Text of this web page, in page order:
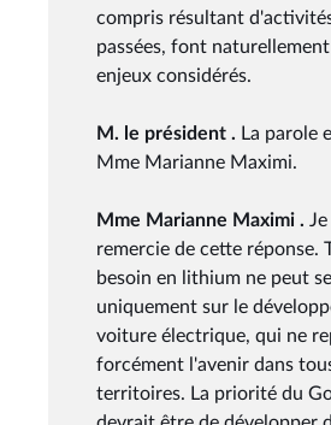
compris résultant
passées, font
enjeux considérés.
M. le président . La parole
Mme Marianne Maximi.
Mme Marianne Maximi .
remercie de cette réponse.
besoin en lithium ne peut
uniquement sur le
voiture électrique, qui ne
forcément l'avenir dans
territoires. La priorité du